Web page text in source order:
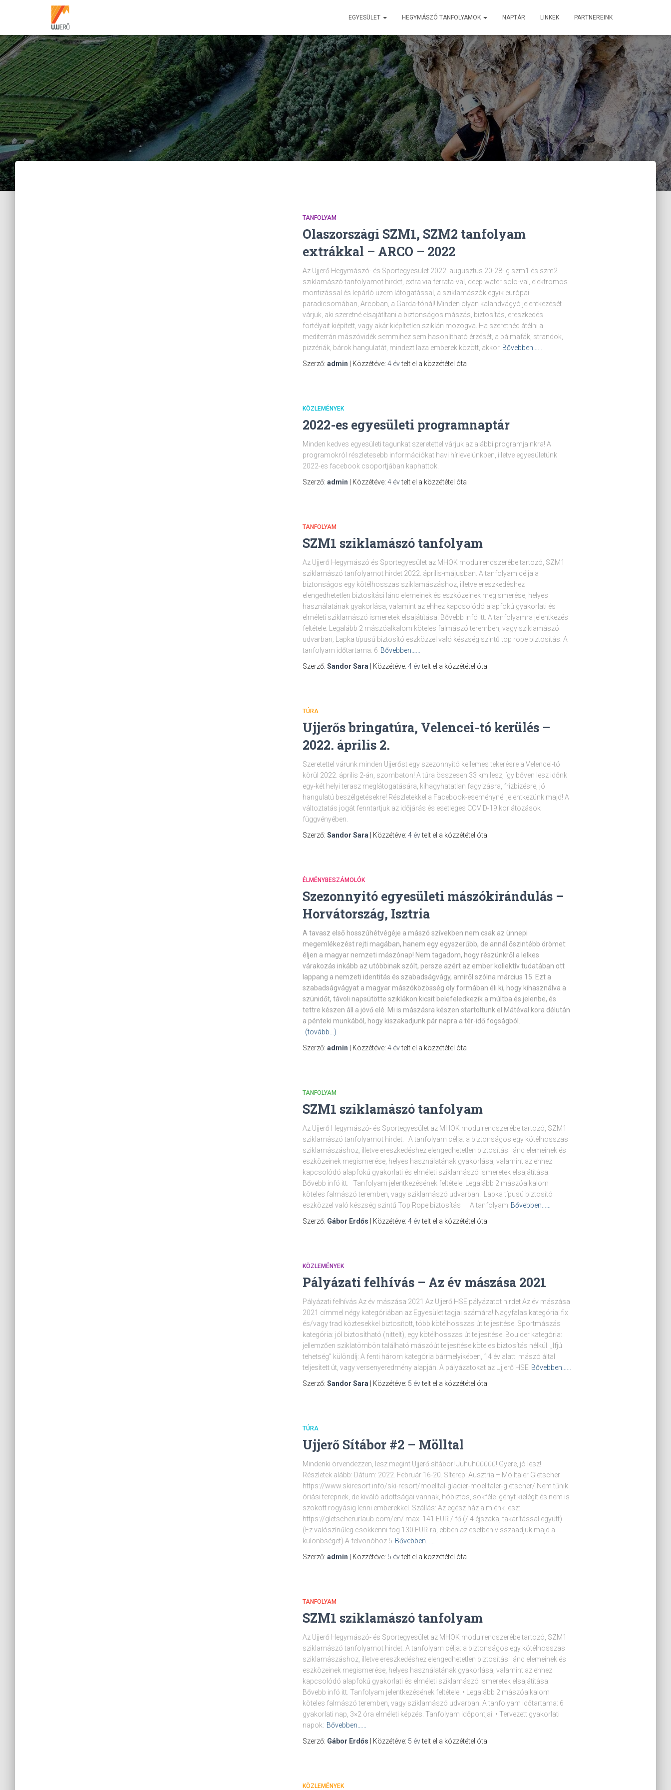
EGYESÜLET HEGYMÁSZÓ TANFOLYAMOK NAPTÁR LINKEK PARTNEREINK
TANFOLYAM
Olaszországi SZM1, SZM2 tanfolyam
extrákkal – ARCO – 2022
Az Ujjerő Hegymászó- és Sportegyesület 2022. augusztus 20-28-ig szm1 és szm2
sziklamászó tanfolyamot hirdet, extra via ferrata-val, deep water solo-val, elektromos
montizással és lepárló üzem látogatással, a sziklamászók egyik európai
paradicsomában, Arcoban, a Garda-tónál! Minden olyan kalandvágyó jelentkezését
várjuk, aki szeretné elsajátítani a biztonságos mászás, biztosítás, ereszkedés
fortélyait kiépített, vagy akár kiépítetlen sziklán mozogva. Ha szeretnéd átélni a
mediterrán mászóvidék semmihez sem hasonlítható érzését, a pálmafák, strandok,
pizzériák, bárok hangulatát, mindezt laza emberek között, akkor Bővebben……
Szerző: admin | Közzétéve: 4 évtelt el a közzététel óta
KÖZLEMÉNYEK
2022-es egyesületi programnaptár
Minden kedves egyesületi tagunkat szeretettel várjuk az alábbi programjainkra! A
programokról részletesebb információkat havi hírlevelünkben, illetve egyesületünk
2022-es facebook csoportjában kaphattok.
Szerző: admin | Közzétéve: 4 évtelt el a közzététel óta
TANFOLYAM
SZM1 sziklamászó tanfolyam
Az Ujjerő Hegymászó és Sportegyesület az MHOK modulrendszerébe tartozó, SZM1
sziklamászó tanfolyamot hirdet 2022. április-májusban. A tanfolyam célja a
biztonságos egy kötélhosszas sziklamászáshoz, illetve ereszkedéshez
elengedhetetlen biztosítási lánc elemeinek és eszközeinek megismerése, helyes
használatának gyakorlása, valamint az ehhez kapcsolódó alapfokú gyakorlati és
elméleti sziklamászó ismeretek elsajátítása. Bővebb infó itt. A tanfolyamra jelentkezés
feltétele: Legalább 2 mászóalkalom köteles falmászó teremben, vagy sziklamászó
udvarban; Lapka típusú biztosító eszközzel való készség szintű top rope biztosítás. A
tanfolyam időtartama: 6 Bővebben……
Szerző: Sandor Sara | Közzétéve: 4 évtelt el a közzététel óta
TÚRA
Ujjerős bringatúra, Velencei-tó kerülés –
2022. április 2.
Szeretettel várunk minden Ujjerőst egy szezonnyitó kellemes tekerésre a Velencei-tó
körül 2022. április 2-án, szombaton! A túra összesen 33 km lesz, így bőven lesz időnk
egy-két helyi terasz meglátogatására, kihagyhatatlan fagyizásra, frizbizésre, jó
hangulatú beszélgetésekre! Részletekkel a Facebook-eseménynél jelentkezünk majd! A
változtatás jogát fenntartjuk az időjárás és esetleges COVID-19 korlátozások
függvényében.
Szerző: Sandor Sara | Közzétéve: 4 évtelt el a közzététel óta
ÉLMÉNYBESZÁMOLÓK
Szezonnyitó egyesületi mászókirándulás –
Horvátország, Isztria
A tavasz első hosszúhétvégéje a mászó szívekben nem csak az ünnepi
megemlékezést rejti magában, hanem egy egyszerűbb, de annál őszintébb örömet:
éljen a magyar nemzeti mászónap! Nem tagadom, hogy részünkről a lelkes
várakozás inkább az utóbbinak szólt, persze azért az ember kollektív tudatában ott
lappang a nemzeti identitás és szabadságvágy, amiről szólna március 15. Ezt a
szabadságvágyat a magyar mászóközösség oly formában éli ki, hogy kihasználva a
szünidőt, távoli napsütötte sziklákon kicsit belefeledkezik a múltba és jelenbe, és
tettre készen áll a jövő elé. Mi is mászásra készen startoltunk el Mátéval kora délután
a pénteki munkából, hogy kiszakadjunk pár napra a tér-idő fogságból.
(tovább…)
Szerző: admin | Közzétéve: 4 évtelt el a közzététel óta
TANFOLYAM
SZM1 sziklamászó tanfolyam
Az Ujjerő Hegymászó- és Sportegyesület az MHOK modulrendszerébe tartozó, SZM1
sziklamászó tanfolyamot hirdet. A tanfolyam célja: a biztonságos egy kötélhosszas
sziklamászáshoz, illetve ereszkedéshez elengedhetetlen biztosítási lánc elemeinek és
eszközeinek megismerése, helyes használatának gyakorlása, valamint az ehhez
kapcsolódó alapfokú gyakorlati és elméleti sziklamászó ismeretek elsajátítása.
Bővebb infó itt. Tanfolyam jelentkezésének feltétele: Legalább 2 mászóalkalom
köteles falmászó teremben, vagy sziklamászó udvarban. Lapka típusú biztosító
eszközzel való készség szintű Top Rope biztosítás A tanfolyam Bővebben……
Szerző: Gábor Erdős | Közzétéve: 4 évtelt el a közzététel óta
KÖZLEMÉNYEK
Pályázati felhívás – Az év mászása 2021
Pályázati felhívás Az év mászása 2021 Az Ujjerő HSE pályázatot hirdet Az év mászása
2021 címmel négy kategóriában az Egyesület tagjai számára! Nagyfalas kategória: fix
és/vagy trad köztesekkel biztosított, több kötélhosszas út teljesítése. Sportmászás
kategória: jól biztosítható (nittelt), egy kötélhosszas út teljesítése. Boulder kategória:
jellemzően sziklatömbön található mászóút teljesítése köteles biztosítás nélkül. „Ifjú
tehetség” különdíj: A fenti három kategória bármelyikében, 14 év alatti mászó által
teljesített út, vagy versenyeredmény alapján. A pályázatokat az Ujjerő HSE Bővebben……
Szerző: Sandor Sara | Közzétéve: 5 évtelt el a közzététel óta
TÚRA
Ujjerő Sítábor #2 – Mölltal
Mindenki örvendezzen, lesz megint Ujjerő sítábor! Juhuhúúúúú! Gyere, jó lesz!
Részletek alább: Dátum: 2022. Február 16-20. Síterep: Ausztria – Mölltaler Gletscher
https://www.skiresort.info/ski-resort/moelltal-glacier-moelltaler-gletscher/ Nem tűnik
óriási terepnek, de kiváló adottságai vannak, hóbiztos, sokféle igényt kielégít és nem is
szokott rogyásig lenni emberekkel. Szállás: Az egész ház a miénk lesz:
https://gletscherurlaub.com/en/ max. 141 EUR / fő (/ 4 éjszaka, takarítással együtt)
(Ez valószínűleg csökkenni fog 130 EUR-ra, ebben az esetben visszaadjuk majd a
különbséget) A felvonóhoz 5 Bővebben……
Szerző: admin | Közzétéve: 5 évtelt el a közzététel óta
TANFOLYAM
SZM1 sziklamászó tanfolyam
Az Ujjerő Hegymászó- és Sportegyesület az MHOK modulrendszerébe tartozó, SZM1
sziklamászó tanfolyamot hirdet. A tanfolyam célja: a biztonságos egy kötélhosszas
sziklamászáshoz, illetve ereszkedéshez elengedhetetlen biztosítási lánc elemeinek és
eszközeinek megismerése, helyes használatának gyakorlása, valamint az ehhez
kapcsolódó alapfokú gyakorlati és elméleti sziklamászó ismeretek elsajátítása.
Bővebb infó itt. Tanfolyam jelentkezésének feltétele: • Legalább 2 mászóalkalom
köteles falmászó teremben, vagy sziklamászó udvarban. A tanfolyam időtartama: 6
gyakorlati nap, 3×2 óra elméleti képzés. Tanfolyam időpontjai: • Tervezett gyakorlati
napok: Bővebben……
Szerző: Gábor Erdős | Közzétéve: 5 évtelt el a közzététel óta
KÖZLEMÉNYEK